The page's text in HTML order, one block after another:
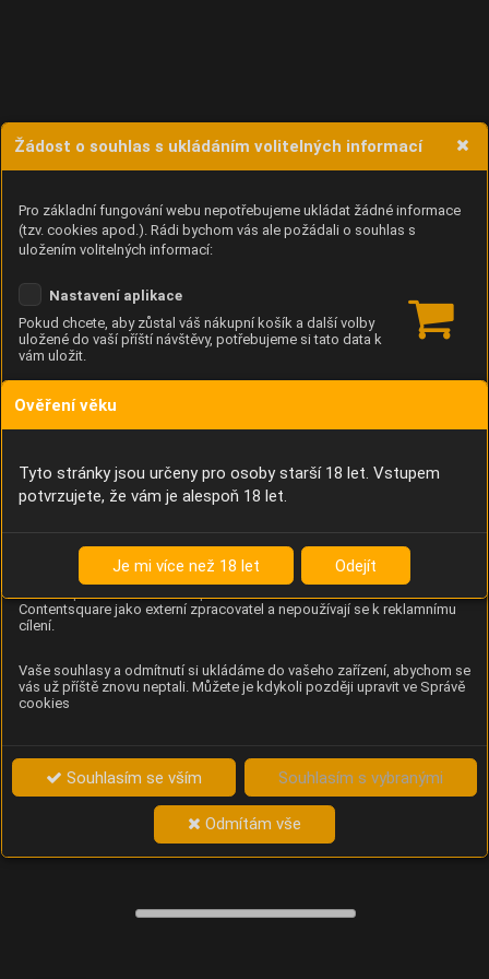
Žádost o souhlas s ukládáním volitelných informací
Pro základní fungování webu nepotřebujeme ukládat žádné informace
(tzv. cookies apod.). Rádi bychom vás ale požádali o souhlas s
uložením volitelných informací:
Nastavení aplikace
Pokud chcete, aby zůstal váš nákupní košík a další volby
uložené do vaší příští návštěvy, potřebujeme si tato data k
vám uložit.
Anonymní unikátní ID
Díky němu příště poznáme, že se jedná o stejné zařízení, a
Identifikátor je zcela anonymní.
Analýza chování návštěvníků na webu (pohyb kurzoru,
kliknutí, procházení stránek a heatmapy), která
provozovateli e-shopu Betelné škopek pomáhá zlepšovat
Contentsquare jako externí zpracovatel a nepoužívají se k reklamnímu
cílení.
Vaše souhlasy a odmítnutí si ukládáme do vašeho zařízení, abychom se
vás už příště znovu neptali. Můžete je kdykoli později upravit ve Správě
cookies
Souhlasím se vším Souhlasím s vybranými
Odmítám vše
Ověření věku
Tyto stránky jsou určeny pro osoby starší 18 let. Vstupem
potvrzujete, že vám je alespoň 18 let.
Je mi více než 18 let Odejít